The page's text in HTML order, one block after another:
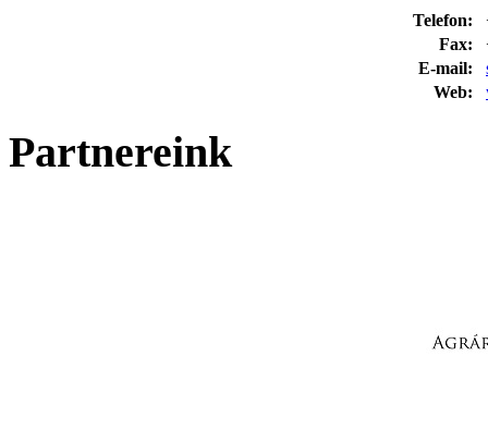
Telefon:
Fax:
E-mail:
Web:
Partnereink